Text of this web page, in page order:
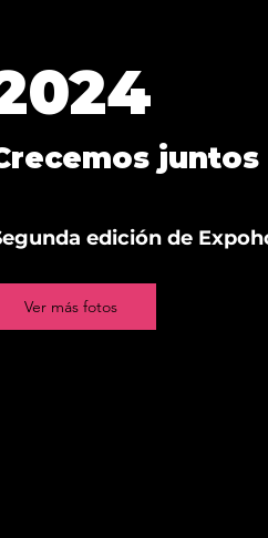
juntos
edición de
Ver más fotos